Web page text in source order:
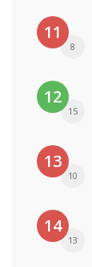
11
8
12
15
13
10
14
13